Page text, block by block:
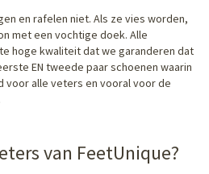
en rafelen niet. Als ze vies worden,
met een vochtige doek. Alle
hoge kwaliteit dat we garanderen dat
EN tweede paar schoenen waarin
voor alle veters en vooral voor de
van FeetUnique?